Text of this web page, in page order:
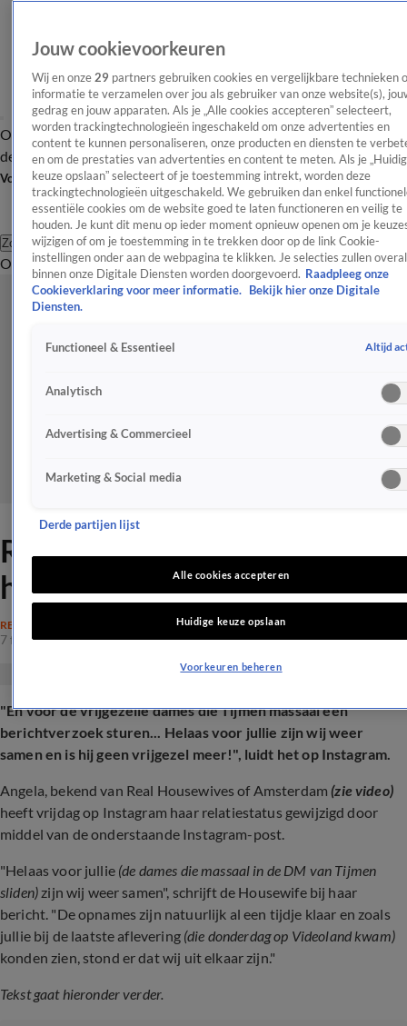
OverzichtAfleveringen Entertainment TV Algemeen
Tip
de redactieNieuwsbrief
Volg Shownieuws
Zoeken
OverzichtEntertainmentSpraakmakendRealityCrimeVideo's
Real Housewife terug bij
haar ex?!
REALITY
7 feb 2025, 21:42
"En voor de vrijgezelle dames die Tijmen massaal een
berichtverzoek sturen... Helaas voor jullie zijn wij weer
samen en is hij geen vrijgezel meer!", luidt het op Instagram.
Angela, bekend van Real Housewives of Amsterdam(zie video)
heeft vrijdag op Instagram haar relatiestatus gewijzigd door
middel van de onderstaande Instagram-post.
"Helaas voor jullie (de dames die massaal in de DM van Tijmen
sliden) zijn wij weer samen", schrijft de Housewife bij haar
bericht. "De opnames zijn natuurlijk al een tijdje klaar en zoals
jullie bij de laatste aflevering (die donderdag op Videoland kwam)
konden zien, stond er dat wij uit elkaar zijn."
Tekst gaat hieronder verder.
Jouw cookievoorkeuren
Wij en onze 29 partners gebruiken cookies en vergelijkbare technieken
informatie te verzamelen over jou als gebruiker van onze website(s),
gedrag en jouw apparaten. Als je „Alle cookies accepteren” selecteert,
worden trackingtechnologieën ingeschakeld om onze advertenties en
content te kunnen personaliseren, onze producten en diensten te
en om de prestaties van advertenties en content te meten. Als je
keuze opslaan” selecteert of je toestemming intrekt, worden deze
trackingtechnologieën uitgeschakeld. We gebruiken dan enkel
essentiële cookies om de website goed te laten functioneren en veilig te
houden. Je kunt dit menu op ieder moment opnieuw openen om je
wijzigen of om je toestemming in te trekken door op de link Cookie-
instellingen onder aan de webpagina te klikken. Je selecties zullen overal
binnen onze Digitale Diensten worden doorgevoerd. Raadpleeg onze
Cookieverklaring voor meer informatie.
Bekijk hier onze Digitale
Diensten.
Functioneel & Essentieel Altijd
Analytisch
Advertising & Commercieel
Marketing & Social media
Derde partijen lijst
Alle cookies accepteren
Huidige keuze opslaan
Voorkeuren beheren